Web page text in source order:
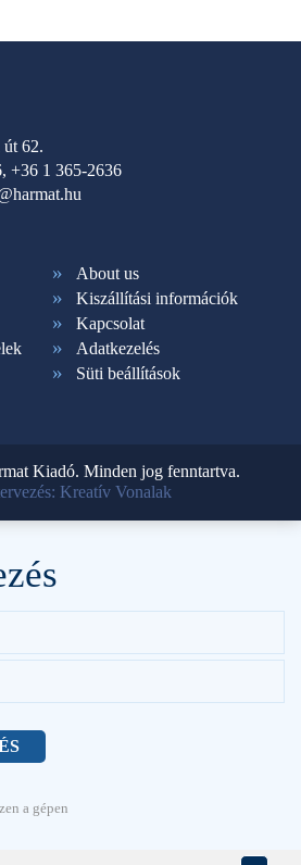
út 62.
+36 1 365-2636
About us
Kiszállítási információk
Kapcsolat
Adatkezelés
Süti beállítások
Kiadó. Minden jog fenntartva.
Kreatív Vonalak
a gépen